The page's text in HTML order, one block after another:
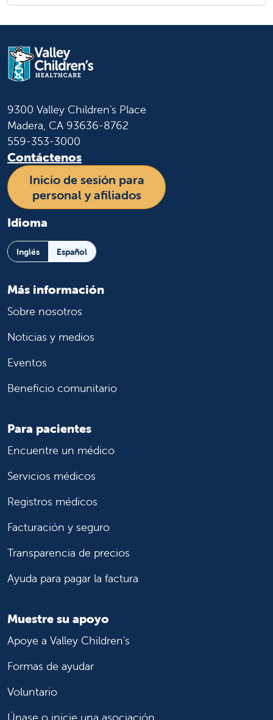
9300 Valley Children's Place
Madera, CA 93636-8762
559-353-3000
Contáctenos
Inicio de sesión para
personal y afiliados
Idioma
Inglés Español
Más información
Sobre nosotros
Noticias y medios
Eventos
Beneficio comunitario
Para pacientes
Encuentre un médico
Servicios médicos
Registros médicos
Facturación y seguro
Transparencia de precios
Ayuda para pagar la factura
Muestre su apoyo
Apoye a Valley Children's
Formas de ayudar
Voluntario